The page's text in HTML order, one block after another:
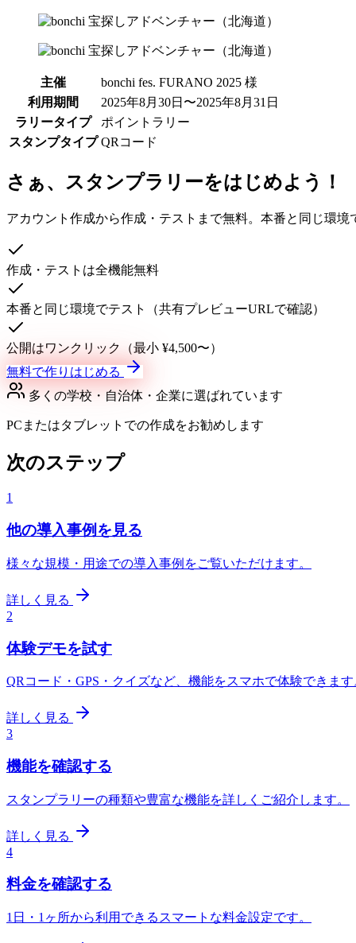
主催
bonchi fes. FURANO 2025 様
利用期間
2025年8月30日〜2025年8月31日
ラリータイプ
ポイントラリー
スタンプタイプ QRコード
さぁ、スタンプラリーをはじめよう！
アカウント作成から作成・テストまで無料。本番と同じ環
作成・テストは全機能無料
本番と同じ環境でテスト（共有プレビューURLで確認）
公開はワンクリック（最小 ¥4,500〜）
無料で作りはじめる
多くの学校・自治体・企業に選ばれています
PCまたはタブレットでの作成をお勧めします
次のステップ
1
他の導入事例を見る
様々な規模・用途での導入事例をご覧いただけます。
詳しく見る
2
体験デモを試す
QRコード・GPS・クイズなど、機能をスマホで体験できます
詳しく見る
3
機能を確認する
スタンプラリーの種類や豊富な機能を詳しくご紹介します。
詳しく見る
4
料金を確認する
1日・1ヶ所から利用できるスマートな料金設定です。